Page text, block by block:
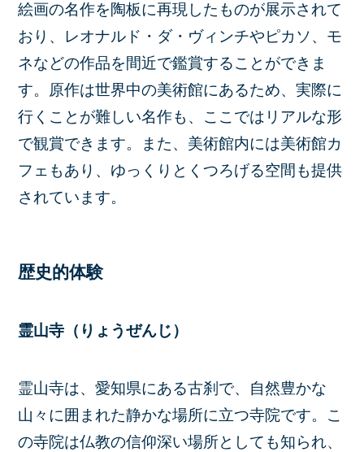
絵画の名作を陶板に再現したものが展示されて
おり、レオナルド・ダ・ヴィンチやピカソ、モ
ネなどの作品を間近で鑑賞することができま
す。原作は世界中の美術館にあるため、実際に
行くことが難しい名作も、ここではリアルな形
で観賞できます。また、美術館内には美術館カ
フェもあり、ゆっくりとくつろげる空間も提供
されています。
歴史的体験
霊山寺（りょうぜんじ）
霊山寺は、愛知県にある古刹で、自然豊かな
山々に囲まれた静かな場所に立つ寺院です。こ
の寺院は仏教の信仰深い場所としても知られ、